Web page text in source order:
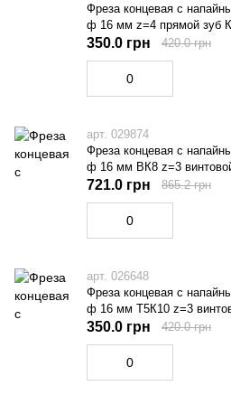
Фреза концевая с
ф 16 мм z=4 прямой зуб
350.0 грн 420.0 грн
арт. 029874
Фреза концевая с
ф 16 мм ВК8 z=3
721.0 грн 865.2 грн
арт. 026648
Фреза концевая с
ф 16 мм Т5К10 z=3
350.0 грн 420.0 грн